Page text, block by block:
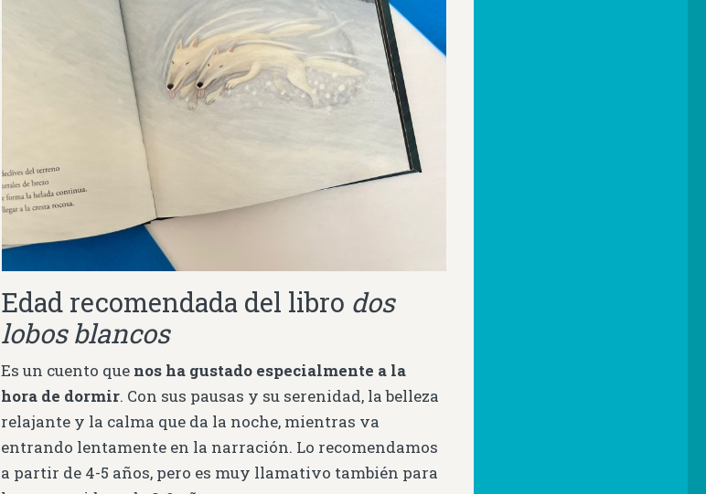
Edad recomendada del libro dos
lobos blancos
Es un cuento que nos ha gustado especialmente a la
hora de dormir. Con sus pausas y su serenidad, la belleza
relajante y la calma que da la noche, mientras va
entrando lentamente en la narración. Lo recomendamos
a partir de 4-5 años, pero es muy llamativo también para